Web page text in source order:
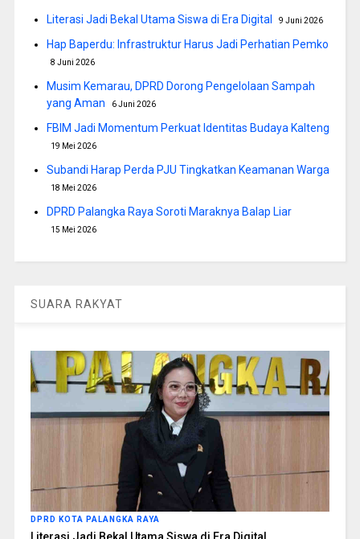
Literasi Jadi Bekal Utama Siswa di Era Digital 9 Juni 2026
Hap Baperdu: Infrastruktur Harus Jadi Perhatian Pemko
8 Juni 2026
Musim Kemarau, DPRD Dorong Pengelolaan Sampah
yang Aman
6 Juni 2026
FBIM Jadi Momentum Perkuat Identitas Budaya Kalteng
19 Mei 2026
Subandi Harap Perda PJU Tingkatkan Keamanan Warga
18 Mei 2026
DPRD Palangka Raya Soroti Maraknya Balap Liar
15 Mei 2026
SUARA RAKYAT
DPRD KOTA PALANGKA RAYA